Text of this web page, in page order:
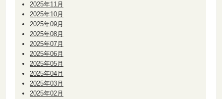
2025年11月
2025年10月
2025年09月
2025年08月
2025年07月
2025年06月
2025年05月
2025年04月
2025年03月
2025年02月